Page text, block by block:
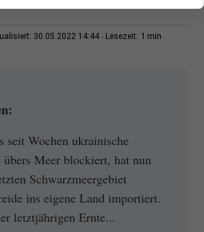
30.05.2022 14:44 Lesezeit: 1 min
seit Wochen ukrainische
übers Meer blockiert, hat nun
Schwarzmeergebiet
ins eigene Land importiert.
letztjährigen Ernte...